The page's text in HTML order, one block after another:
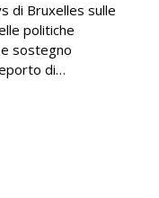
di Bruxelles sulle
politiche
sostegno
di…